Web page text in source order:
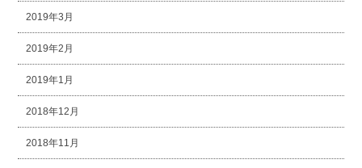
2019年3月
2019年2月
2019年1月
2018年12月
2018年11月